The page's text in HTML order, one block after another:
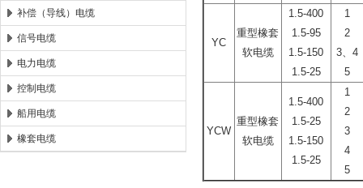
补偿（导线）电缆
信号电缆
电力电缆
控制电缆
船用电缆
橡套电缆
YC
重型橡套
软电缆
1.5-400
1.5-95
1.5-150
1.5-25
1
2
3、4
5
YCW
重型橡套
软电缆
1.5-400
1.5-25
1.5-150
1.5-25
1
2
3
4
5